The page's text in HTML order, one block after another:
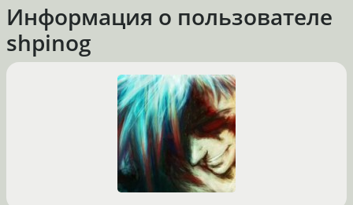
Информация о пользователе
shpinog